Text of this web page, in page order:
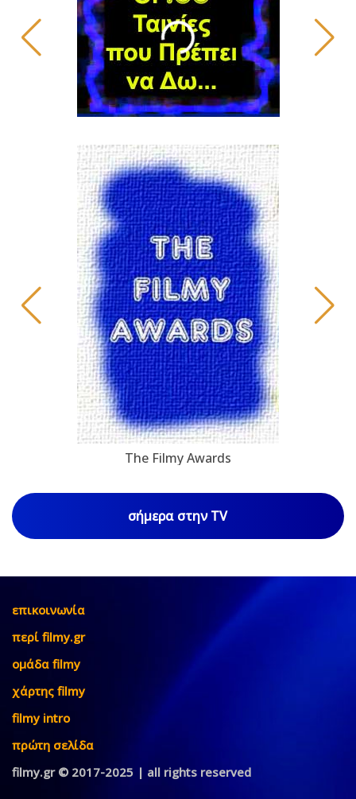
The Filmy Awards
σήμερα στην TV
επικοινωνία
περί filmy.gr
ομάδα filmy
χάρτης filmy
filmy intro
πρώτη σελίδα
filmy.gr © 2017-2025 | all rights reserved